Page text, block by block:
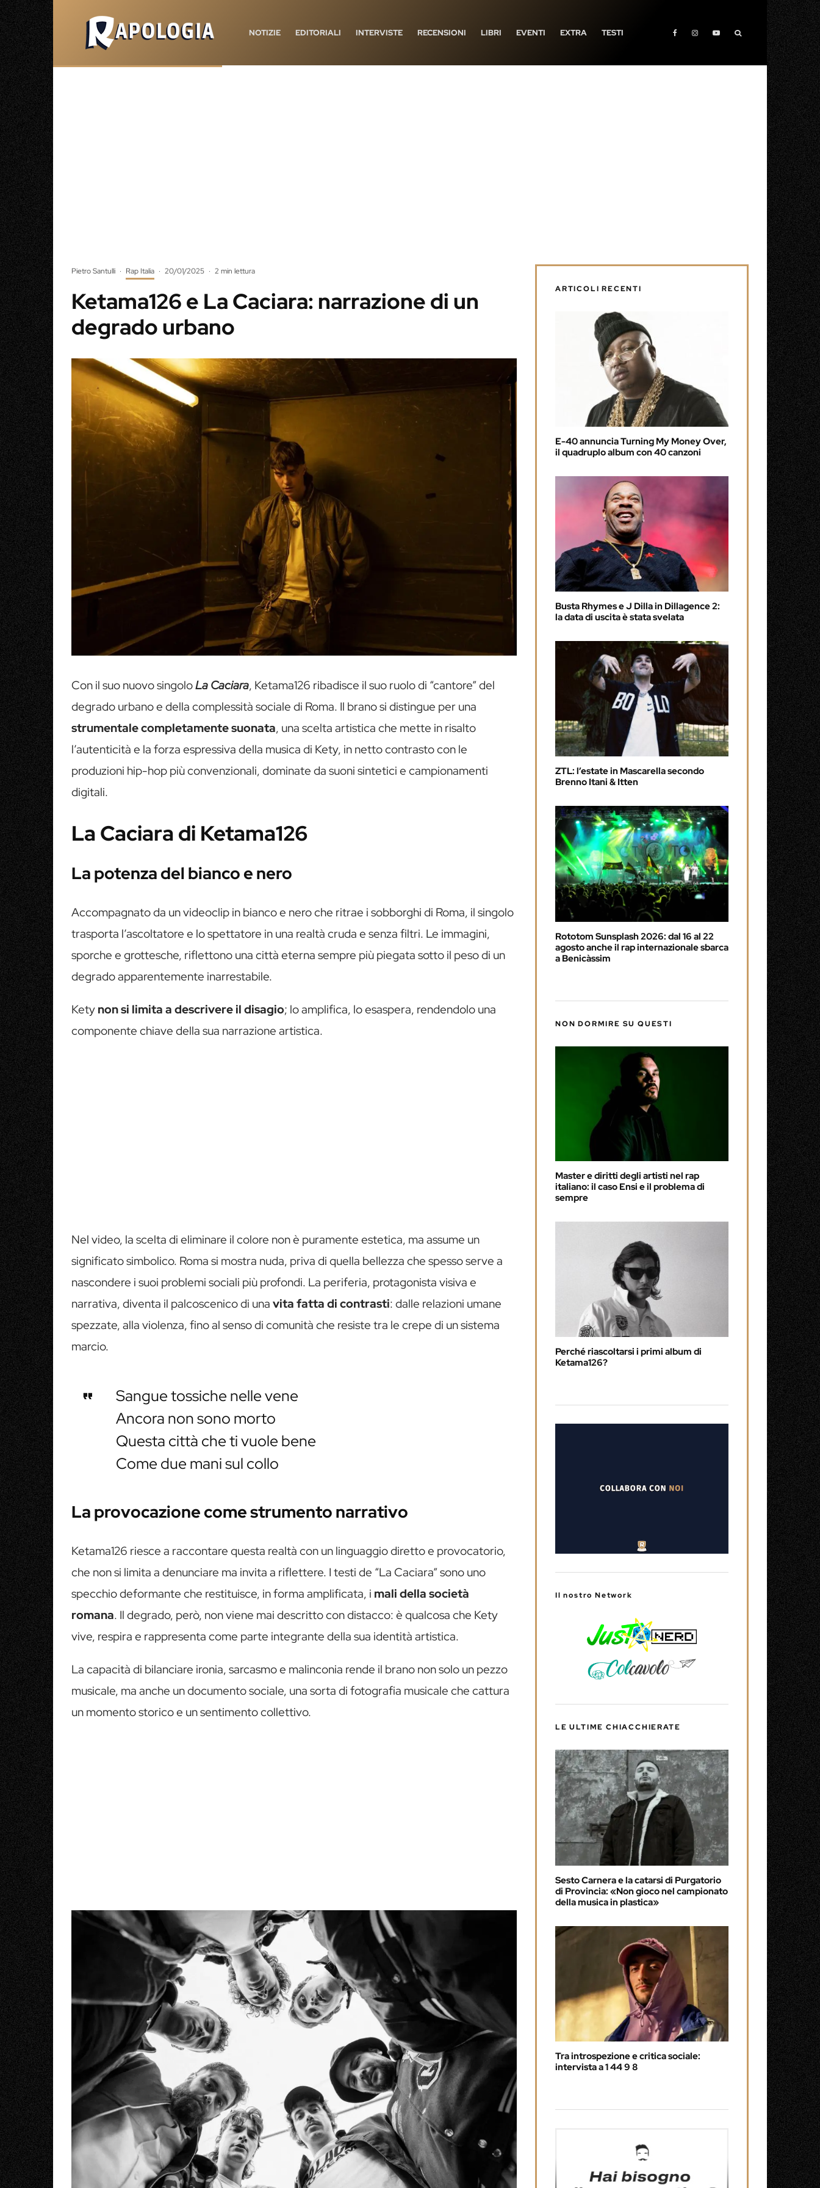
NOTIZIE EDITORIALI INTERVISTE RECENSIONI LIBRI EVENTI EXTRA TESTI
Pietro Santulli · Rap Italia · 20/01/2025 · 2 min lettura
Ketama126 e La Caciara: narrazione di un
degrado urbano
Con il suo nuovo singoloLa Caciara, Ketama126 ribadisce il suo ruolo di “cantore” del
degrado urbano e della complessità sociale di Roma. Il brano si distingue per una
strumentale completamente suonata, una scelta artistica che mette in risalto
l’autenticità e la forza espressiva della musica di Kety, in netto contrasto con le
produzioni hip-hop più convenzionali, dominate da suoni sintetici e campionamenti
digitali.
La Caciara di Ketama126
La potenza del bianco e nero
Accompagnato da un videoclip in bianco e nero che ritrae i sobborghi di Roma, il singolo
trasporta l’ascoltatore e lo spettatore in una realtà cruda e senza filtri. Le immagini,
sporche e grottesche, riflettono una città eterna sempre più piegata sotto il peso di un
degrado apparentemente inarrestabile.
Kety non si limita a descrivere il disagio; lo amplifica, lo esaspera, rendendolo una
componente chiave della sua narrazione artistica.
Nel video, la scelta di eliminare il colore non è puramente estetica, ma assume un
significato simbolico. Roma si mostra nuda, priva di quella bellezza che spesso serve a
nascondere i suoi problemi sociali più profondi. La periferia, protagonista visiva e
narrativa, diventa il palcoscenico di una vita fatta di contrasti: dalle relazioni umane
spezzate, alla violenza, fino al senso di comunità che resiste tra le crepe di un sistema
marcio.
Sangue tossiche nelle vene
Ancora non sono morto
Questa città che ti vuole bene
Come due mani sul collo
La provocazione come strumento narrativo
Ketama126 riesce a raccontare questa realtà con un linguaggio diretto e provocatorio,
che non si limita a denunciare ma invita a riflettere. I testi de “La Caciara” sono uno
specchio deformante che restituisce, in forma amplificata, i mali della società
romana. Il degrado, però, non viene mai descritto con distacco: è qualcosa che Kety
vive, respira e rappresenta come parte integrante della sua identità artistica.
La capacità di bilanciare ironia, sarcasmo e malinconia rende il brano non solo un pezzo
musicale, ma anche un documento sociale, una sorta di fotografia musicale che cattura
un momento storico e un sentimento collettivo.
ARTICOLI RECENTI
E-40 annuncia Turning My Money Over,
il quadruplo album con 40 canzoni
Busta Rhymes e J Dilla in Dillagence 2:
la data di uscita è stata svelata
ZTL: l’estate in Mascarella secondo
Brenno Itani & Itten
Rototom Sunsplash 2026: dal 16 al 22
agosto anche il rap internazionale sbarca
a Benicàssim
NON DORMIRE SU QUESTI
Master e diritti degli artisti nel rap
italiano: il caso Ensi e il problema di
sempre
Perché riascoltarsi i primi album di
Ketama126?
Il nostro Network
LE ULTIME CHIACCHIERATE
Sesto Carnera e la catarsi di Purgatorio
di Provincia: «Non gioco nel campionato
della musica in plastica»
Tra introspezione e critica sociale:
intervista a 1 44 9 8